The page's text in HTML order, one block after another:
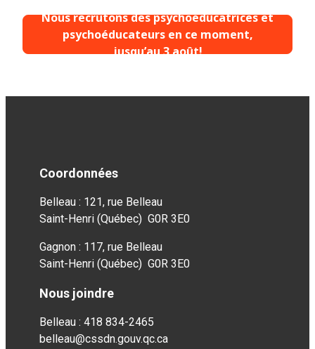
Nous recrutons des psychoéducatrices et
psychoéducateurs en ce moment,
jusqu’au 3 août!
Coordonnées
Belleau : 121, rue Belleau
Saint-Henri (Québec) G0R 3E0
Gagnon : 117, rue Belleau
Saint-Henri (Québec) G0R 3E0
Nous joindre
Belleau : 418 834-2465
belleau@cssdn.gouv.qc.ca